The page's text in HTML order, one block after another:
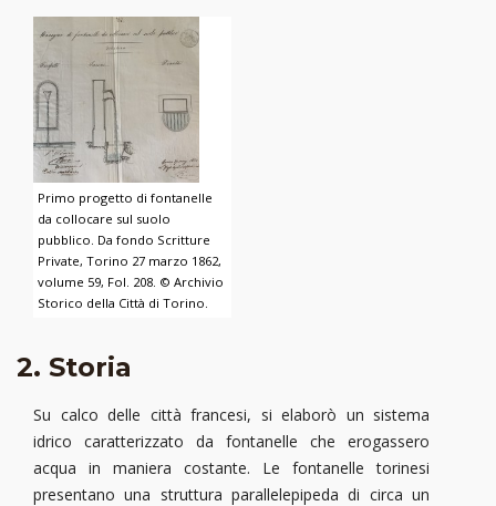
Primo progetto di fontanelle
da collocare sul suolo
pubblico. Da fondo Scritture
Private, Torino 27 marzo 1862,
volume 59, Fol. 208. © Archivio
Storico della Città di Torino.
2. Storia
Su calco delle città francesi, si elaborò un sistema
idrico caratterizzato da fontanelle che erogassero
acqua in maniera costante. Le fontanelle torinesi
presentano una struttura parallelepipeda di circa un